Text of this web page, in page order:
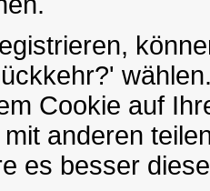
Cookie auf
anderen
es besser